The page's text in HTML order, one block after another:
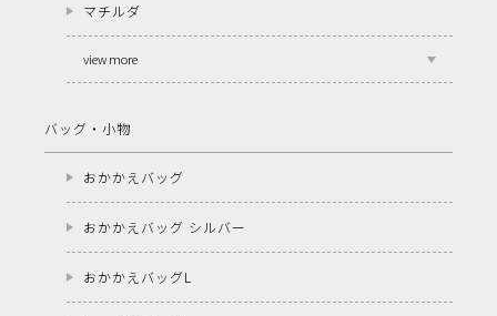
マチルダ
view more
バッグ・小物
おかかえバッグ
おかかえバッグ シルバー
おかかえバッグL